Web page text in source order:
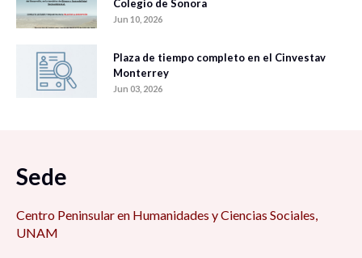
Colegio de Sonora
Jun 10, 2026
Plaza de tiempo completo en el Cinvestav
Monterrey
Jun 03, 2026
Sede
Centro Peninsular en Humanidades y Ciencias Sociales,
UNAM